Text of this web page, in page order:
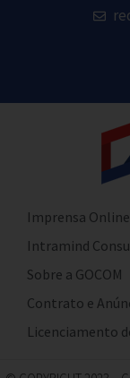
Imprensa Online
Intramind
Sobre a GOCOM
Contrato e
Licenciamento